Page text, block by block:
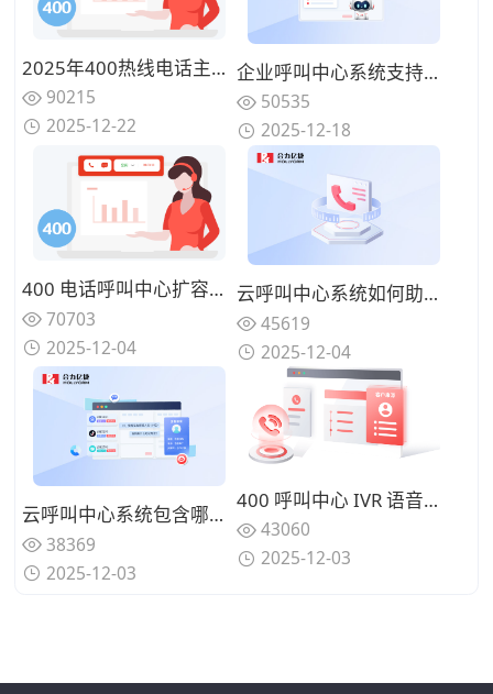
2025年400热线电话主流厂商推荐：背靠运营商资源、服务最可靠的公司盘点
90215
2025-12-22
企业呼叫中心系统支持云端部署吗？两种部署模式对比
50535
2025-12-18
400 电话呼叫中心扩容：应对季度业务高峰弹性计费策略
70703
2025-12-04
云呼叫中心系统如何助力企业降低客服运营成本？
45619
2025-12-04
云呼叫中心系统包含哪些核心功能？能否满足企业全场景需求？
38369
2025-12-03
400 呼叫中心 IVR 语音导航：电商售后 15 个常见问题分流设计
43060
2025-12-03